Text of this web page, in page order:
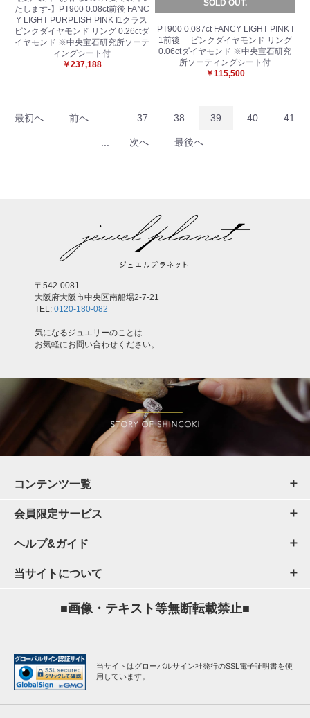
たします-】PT900 0.08ct前後 FANC
Y LIGHT PURPLISH PINK I1クラス
ピンクダイヤモンド リング 0.26ctダ
イヤモンド ※中央宝石研究所ソーテ
ィングシート付
￥237,188
SOLD OUT.
PT900 0.087ct FANCY LIGHT PINK I
1前後 ピンクダイヤモンド リング
0.06ctダイヤモンド ※中央宝石研究
所ソーティングシート付
￥115,500
最初へ 前へ 37 38 39 40 41
次へ 最後へ
〒542-0081
大阪府大阪市中央区南船場2-7-21
TEL: 0120-180-082
気になるジュエリーのことは
お気軽にお問い合わせください。
コンテンツ一覧
会員限定サービス
ヘルプ&ガイド
当サイトについて
■画像・テキスト等無断転載禁止■
当サイトはグローバルサイン社発行のSSL電子証明書を使
用しています。